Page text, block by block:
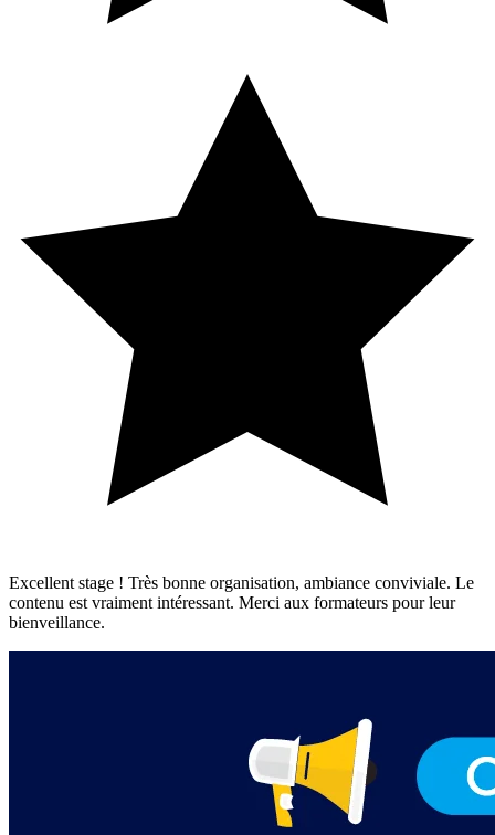
Excellent stage ! Très bonne organisation, ambiance conviviale. Le
contenu est vraiment intéressant. Merci aux formateurs pour leur
bienveillance.